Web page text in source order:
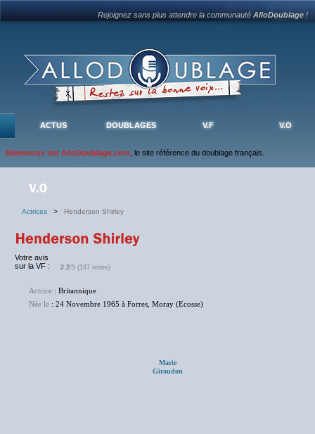
Rejoignez sans plus attendre la communautéAlloDoublage !
ACTUS DOUBLAGES V.F V.O
Bienvenue sur AlloDoublage.com , le site référence du doublage français.
Actrices > Henderson Shirley
Votre avis
sur la VF :
2.2/5 (197 notes)
Actrice : Britannique
Née le : 24 Novembre 1965 à Forres, Moray (Ecosse)
Marie
Giraudon